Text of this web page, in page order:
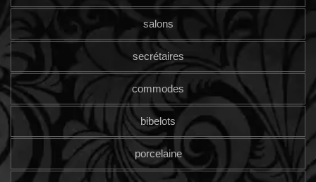
salons
secrétaires
commodes
bibelots
porcelaine